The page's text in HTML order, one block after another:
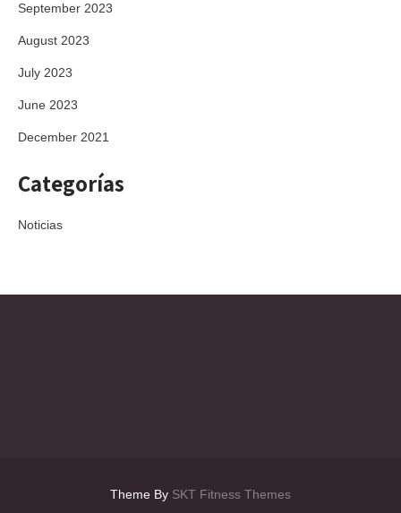
September 2023
August 2023
July 2023
June 2023
December 2021
Categorías
Noticias
Theme By SKT Fitness Themes